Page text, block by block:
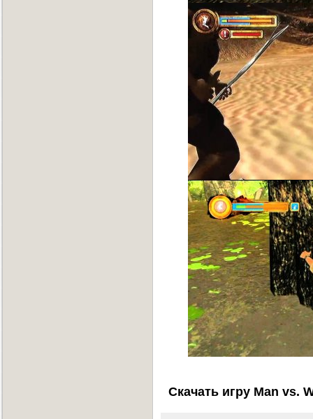
Скачать игру Man vs.